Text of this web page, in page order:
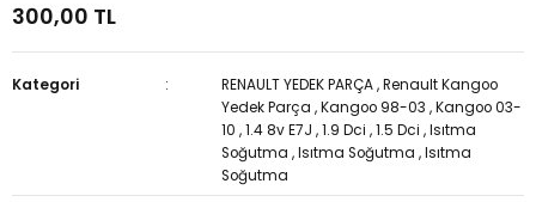
300,00 TL
Kategori RENAULT YEDEK PARÇA ,Renault Kangoo
Yedek Parça ,Kangoo 98-03 ,Kangoo 03-
10 ,1.4 8v E7J ,1.9 Dci ,1.5 Dci ,Isıtma
Soğutma ,Isıtma Soğutma ,Isıtma
Soğutma